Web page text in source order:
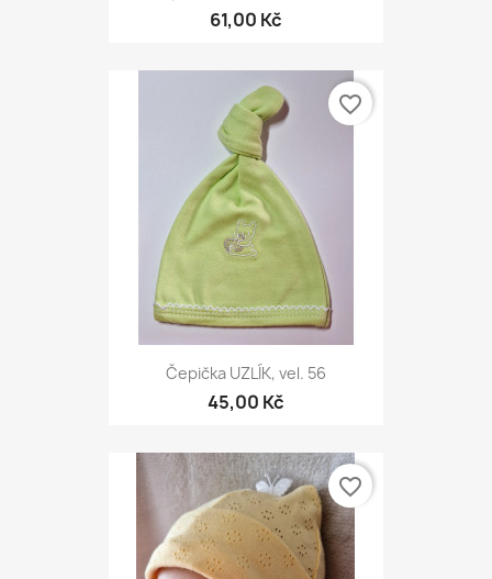
61,00 Kč
Čepička UZLÍK, vel. 56
45,00 Kč
favorite_border
favorite_border